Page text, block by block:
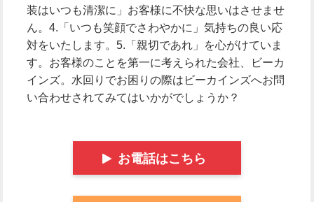
装はいつも清潔に」お客様に不快な思いはさせませ
ん。4.「いつも笑顔でさわやかに」気持ちの良い応
対をいたします。5.「親切であれ」を心がけていま
す。お客様のことを第一に考えられた会社、ビーカ
インズ。水回りでお困りの際はビーカインズへお問
い合わせされてみてはいかがでしょうか？
お電話はこちら